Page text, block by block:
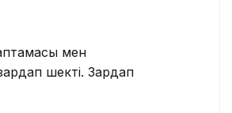
мен
шекті. Зардап